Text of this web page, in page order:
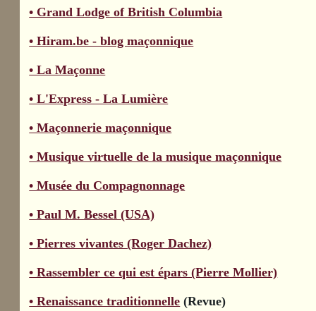
• Grand Lodge of British Columbia
• Hiram.be - blog maçonnique
• La Maçonne
• L'Express - La Lumière
• Maçonnerie maçonnique
• Musique virtuelle de la musique maçonnique
• Musée du Compagnonnage
• Paul M. Bessel (USA)
• Pierres vivantes (Roger Dachez)
• Rassembler ce qui est épars (Pierre Mollier)
• Renaissance traditionnelle (Revue)